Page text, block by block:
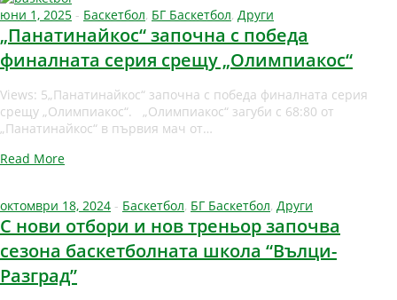
юни 1, 2025 - Баскетбол, БГ Баскетбол, Други
„Панатинайкос“ започна с победа
финалната серия срещу „Олимпиакос“
Views: 5„Панатинайкос“ започна с победа финалната серия
срещу „Олимпиакос“. „Олимпиакос“ загуби с 68:80 от
„Панатинайкос“ в първия мач от…
Read More
октомври 18, 2024 - Баскетбол, БГ Баскетбол, Други
С нови отбори и нов треньор започва
сезона баскетболната школа “Вълци-
Разград”